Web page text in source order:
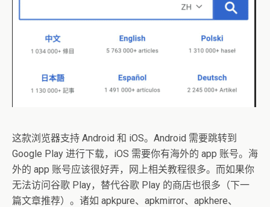
这款浏览器支持 Android 和 iOS。Android 需要跳转到
Google Play 进行下载，iOS 需要你有海外的 app 账号。海
外的 app 账号应该很好弄，网上相关教程很多。而如果你
无法访问谷歌 Play，替代谷歌 Play 的商店也很多（下一
篇文章推荐）。诸如 apkpure、apkmirror、apkhere、